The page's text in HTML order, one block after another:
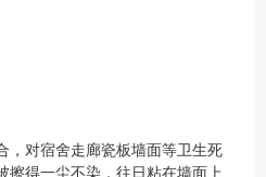
，对宿舍走廊瓷板墙面等卫生死
擦得一尘不染，往日粘在墙面上